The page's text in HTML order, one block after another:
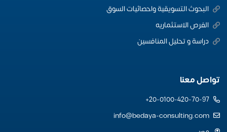
البحوث التسويقية واحصائيات السوق
الفرص الاستثماريه
دراسة و تحليل المنافسين
تواصل معنا
20-0100-420-70-97+
info@bedaya-consulting.com